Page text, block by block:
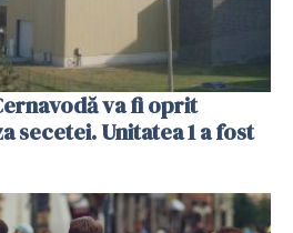
va fi oprit
secetei. Unitatea 1 a fost